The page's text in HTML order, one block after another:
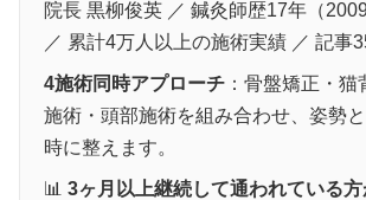
院長 黒柳俊英 ／ 鍼灸師歴17年（
／ 累計4万人以上の施術実績 ／ 記事
4施術同時アプローチ ：骨盤矯正・猫
施術・頭部施術を組み合わせ、姿勢
時に整えます。
📊 3ヶ月以上継続して通われている